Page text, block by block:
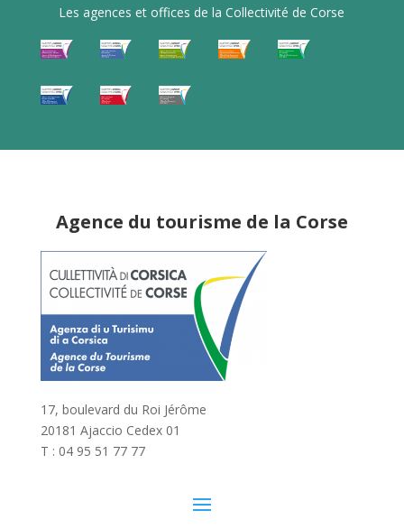
Les agences et offices de la Collectivité de Corse
Agence du tourisme de la Corse
17, boulevard du Roi Jérôme
20181 Ajaccio Cedex 01
T : 04 95 51 77 77